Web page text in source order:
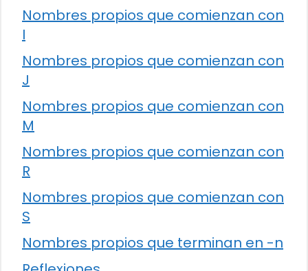
Nombres propios que comienzan con
I
Nombres propios que comienzan con
J
Nombres propios que comienzan con
M
Nombres propios que comienzan con
R
Nombres propios que comienzan con
S
Nombres propios que terminan en -n